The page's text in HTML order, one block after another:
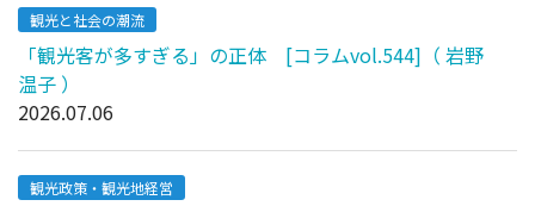
観光と社会の潮流
「観光客が多すぎる」の正体 [コラムvol.544]（ 岩野
温子 ）
2026.07.06
観光政策・観光地経営